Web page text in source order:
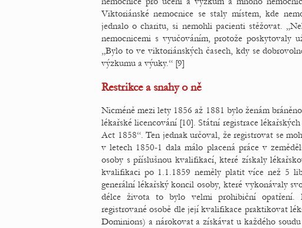
Viktoriánské nemocnice se staly místem, kde
jednalo o charitu, si nemohli pacienti stěžovat.
nemocnicemi s vyučováním, protože
„Bylo to ve viktoriánských časech, kdy se
výzkumu a výuky.“ [9]
Restrikce a snahy o ně
Nicméně mezi lety 1856 až 1881 bylo ženám
lékařské licencování [10]. Státní registrace
Act 1858“. Ten jednak určoval, že registrovat se
v letech 1850-1 dala málo placená práce v
osoby s příslušnou kvalifikací, které získaly
kvalifikaci po 1.1.1859 neměly platit více než 5
generální lékařský koncil osoby, které vykonávaly
délce života to bylo velmi prohibiční opatření.
registrované osobě dle její kvalifikace praktikovat
Dominions) a nárokovat a získávat u každého